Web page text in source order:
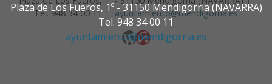
Plaza de Los Fueros, 1º - 31150 Mendigorria (NAVARRA)
Tel. 948 34 00 11
ayuntamiento@mendigorria.es
Tel. 948 34 00 11
ayuntamiento@mendigorria.es